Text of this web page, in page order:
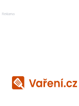
Reklama